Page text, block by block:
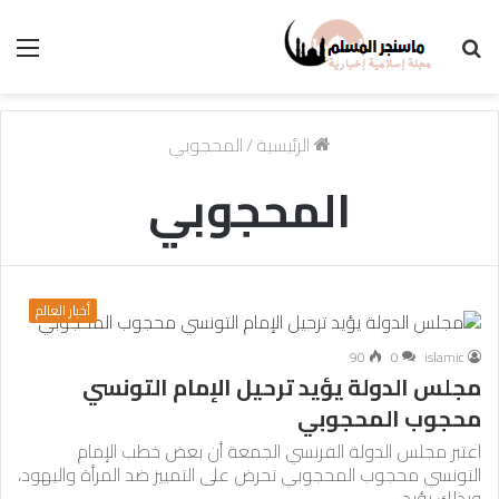
الرئيسية/المحجوبي
المحجوبي
أخبار العالم
islamic
0
90
مجلس الدولة يؤيد ترحيل الإمام التونسي
محجوب المحجوبي
اعتبر مجلس الدولة الفرنسي الجمعة أن بعض خطب الإمام
التونسي محجوب المحجوبي تحرض على التمييز ضد المرأة واليهود،